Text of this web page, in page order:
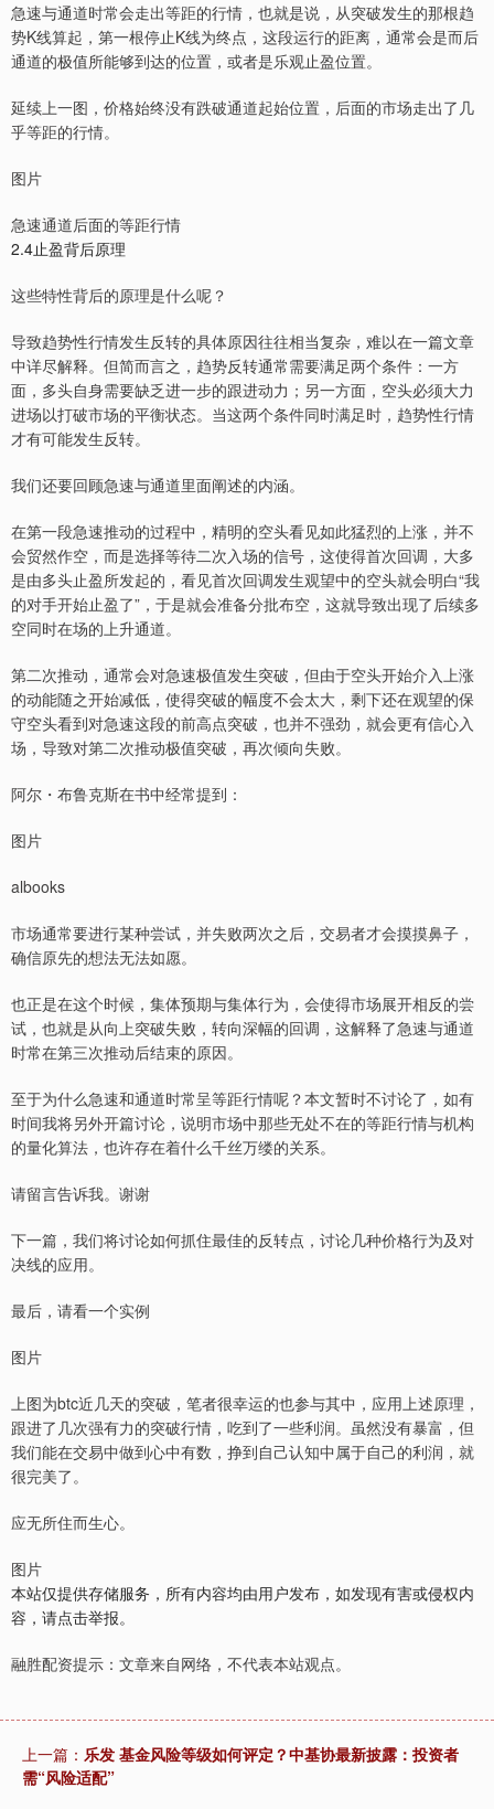
急速与通道时常会走出等距的行情，也就是说，从突破发生的那根趋
势K线算起，第一根停止K线为终点，这段运行的距离，通常会是而后
通道的极值所能够到达的位置，或者是乐观止盈位置。
延续上一图，价格始终没有跌破通道起始位置，后面的市场走出了几
乎等距的行情。
图片
急速通道后面的等距行情
2.4止盈背后原理
这些特性背后的原理是什么呢？
导致趋势性行情发生反转的具体原因往往相当复杂，难以在一篇文章
中详尽解释。但简而言之，趋势反转通常需要满足两个条件：一方
面，多头自身需要缺乏进一步的跟进动力；另一方面，空头必须大力
进场以打破市场的平衡状态。当这两个条件同时满足时，趋势性行情
才有可能发生反转。
我们还要回顾急速与通道里面阐述的内涵。
在第一段急速推动的过程中，精明的空头看见如此猛烈的上涨，并不
会贸然作空，而是选择等待二次入场的信号，这使得首次回调，大多
是由多头止盈所发起的，看见首次回调发生观望中的空头就会明白“我
的对手开始止盈了”，于是就会准备分批布空，这就导致出现了后续多
空同时在场的上升通道。
第二次推动，通常会对急速极值发生突破，但由于空头开始介入上涨
的动能随之开始减低，使得突破的幅度不会太大，剩下还在观望的保
守空头看到对急速这段的前高点突破，也并不强劲，就会更有信心入
场，导致对第二次推动极值突破，再次倾向失败。
阿尔・布鲁克斯在书中经常提到：
图片
albooks
市场通常要进行某种尝试，并失败两次之后，交易者才会摸摸鼻子，
确信原先的想法无法如愿。
也正是在这个时候，集体预期与集体行为，会使得市场展开相反的尝
试，也就是从向上突破失败，转向深幅的回调，这解释了急速与通道
时常在第三次推动后结束的原因。
至于为什么急速和通道时常呈等距行情呢？本文暂时不讨论了，如有
时间我将另外开篇讨论，说明市场中那些无处不在的等距行情与机构
的量化算法，也许存在着什么千丝万缕的关系。
请留言告诉我。谢谢
下一篇，我们将讨论如何抓住最佳的反转点，讨论几种价格行为及对
决线的应用。
最后，请看一个实例
图片
上图为btc近几天的突破，笔者很幸运的也参与其中，应用上述原理，
跟进了几次强有力的突破行情，吃到了一些利润。虽然没有暴富，但
我们能在交易中做到心中有数，挣到自己认知中属于自己的利润，就
很完美了。
应无所住而生心。
图片
本站仅提供存储服务，所有内容均由用户发布，如发现有害或侵权内
容，请点击举报。
融胜配资提示：文章来自网络，不代表本站观点。
上一篇： 乐发 基金风险等级如何评定？中基协最新披露：投资者
需“风险适配”